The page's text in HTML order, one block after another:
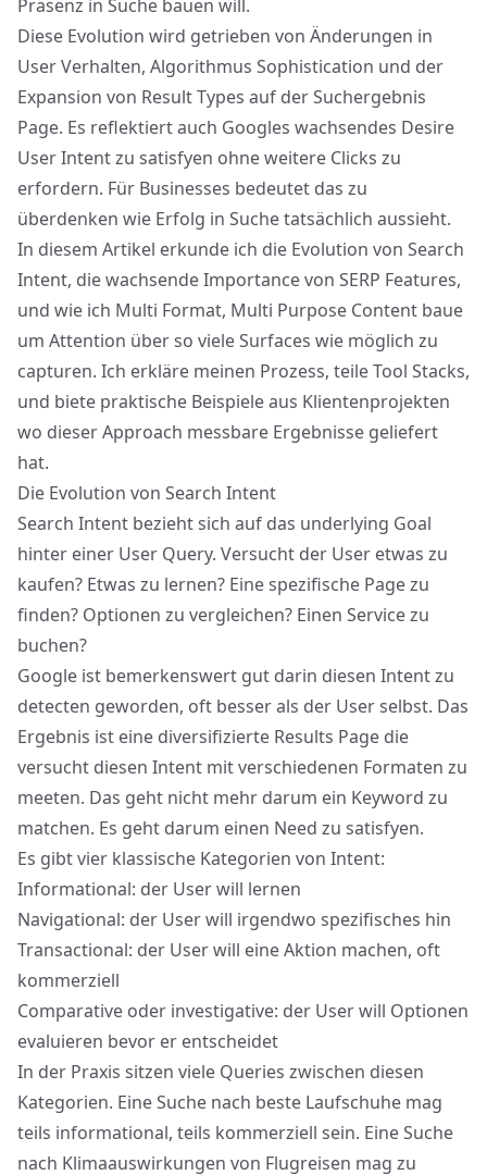
Präsenz in Suche bauen will.
Diese Evolution wird getrieben von Änderungen in
User Verhalten, Algorithmus Sophistication und der
Expansion von Result Types auf der Suchergebnis
Page. Es reflektiert auch Googles wachsendes Desire
User Intent zu satisfyen ohne weitere Clicks zu
erfordern. Für Businesses bedeutet das zu
überdenken wie Erfolg in Suche tatsächlich aussieht.
In diesem Artikel erkunde ich die Evolution von Search
Intent, die wachsende Importance von SERP Features,
und wie ich Multi Format, Multi Purpose Content baue
um Attention über so viele Surfaces wie möglich zu
capturen. Ich erkläre meinen Prozess, teile Tool Stacks,
und biete praktische Beispiele aus Klientenprojekten
wo dieser Approach messbare Ergebnisse geliefert
hat.
Die Evolution von Search Intent
Search Intent bezieht sich auf das underlying Goal
hinter einer User Query. Versucht der User etwas zu
kaufen? Etwas zu lernen? Eine spezifische Page zu
finden? Optionen zu vergleichen? Einen Service zu
buchen?
Google ist bemerkenswert gut darin diesen Intent zu
detecten geworden, oft besser als der User selbst. Das
Ergebnis ist eine diversifizierte Results Page die
versucht diesen Intent mit verschiedenen Formaten zu
meeten. Das geht nicht mehr darum ein Keyword zu
matchen. Es geht darum einen Need zu satisfyen.
Es gibt vier klassische Kategorien von Intent:
Informational: der User will lernen
Navigational: der User will irgendwo spezifisches hin
Transactional: der User will eine Aktion machen, oft
kommerziell
Comparative oder investigative: der User will Optionen
evaluieren bevor er entscheidet
In der Praxis sitzen viele Queries zwischen diesen
Kategorien. Eine Suche nach beste Laufschuhe mag
teils informational, teils kommerziell sein. Eine Suche
nach Klimaauswirkungen von Flugreisen mag zu